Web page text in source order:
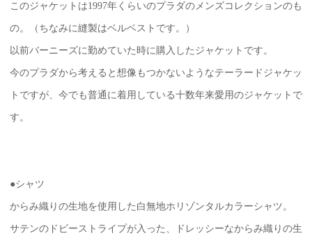
このジャケットは1997年くらいのプラダのメンズコレクションのも
の。（ちなみに縫製はベルベストです。）
以前バーニーズに勤めていた時に購入したジャケットです。
今のプラダから考えると想像もつかないようなテーラードジャケッ
トですが、今でも普通に着用している十数年来愛用のジャケットで
す。
●シャツ
からみ織りの生地を使用した白無地ホリゾンタルカラーシャツ。
サテンのドビーストライプが入った、ドレッシーなからみ織りの生